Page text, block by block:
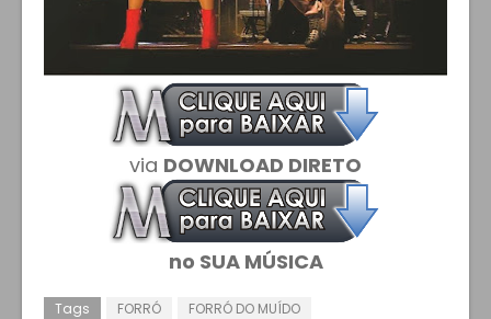
via DOWNLOAD DIRETO
no SUA MÚSICA
Tags FORRÓ
FORRÓ DO MUÍDO